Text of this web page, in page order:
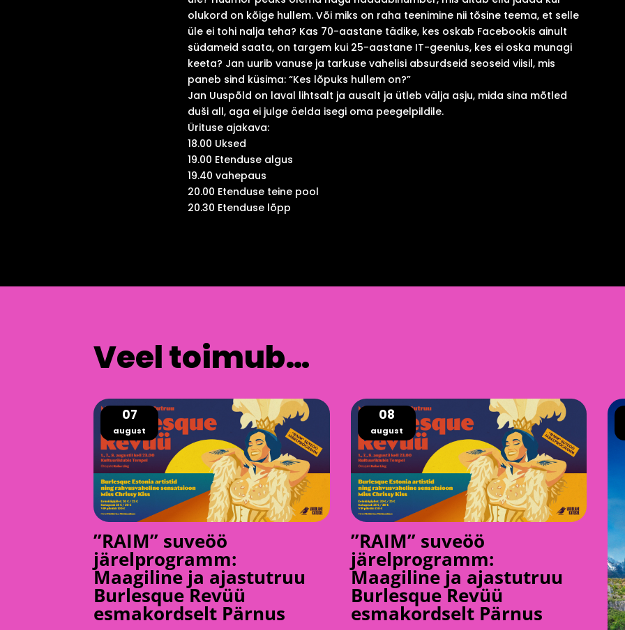
olukord on kõige hullem. Või miks on raha teenimine nii tõsine teema, et selle
üle ei tohi nalja teha? Kas 70-aastane tädike, kes oskab Facebookis ainult
südameid saata, on targem kui 25-aastane IT-geenius, kes ei oska munagi
keeta? Jan uurib vanuse ja tarkuse vahelisi absurdseid seoseid viisil, mis
paneb sind küsima: “Kes lõpuks hullem on?”
Jan Uuspõld on laval lihtsalt ja ausalt ja ütleb välja asju, mida sina mõtled
duši all, aga ei julge öelda isegi oma peegelpildile.
Ürituse ajakava:
18.00 Uksed
19.00 Etenduse algus
19.40 vahepaus
20.00 Etenduse teine pool
20.30 Etenduse lõpp
Veel toimub…
07
august
”RAIM” suveöö
järelprogramm:
Maagiline ja ajastutruu
Burlesque Revüü
esmakordselt Pärnus
08
august
”RAIM” suveöö
järelprogramm:
Maagiline ja ajastutruu
Burlesque Revüü
esmakordselt Pärnus